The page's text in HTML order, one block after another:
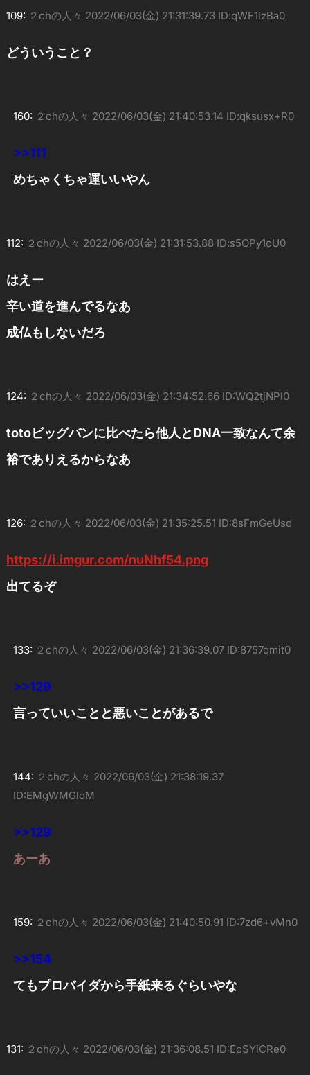
109: ２chの人々 2022/06/03(金) 21:31:39.73 ID:qWF1lzBa0
どういうこと？
160: ２chの人々 2022/06/03(金) 21:40:53.14 ID:qksusx+R0
>>111
めちゃくちゃ運いいやん
112: ２chの人々 2022/06/03(金) 21:31:53.88 ID:s5OPy1oU0
はえー
辛い道を進んでるなあ
成仏もしないだろ
124: ２chの人々 2022/06/03(金) 21:34:52.66 ID:WQ2tjNPl0
totoビッグバンに比べたら他人とDNA一致なんて余
裕でありえるからなあ
126: ２chの人々 2022/06/03(金) 21:35:25.51 ID:8sFmGeUsd
https://i.imgur.com/nuNhf54.png
出てるぞ
133: ２chの人々 2022/06/03(金) 21:36:39.07 ID:8757qmit0
>>129
言っていいことと悪いことがあるで
144: ２chの人々 2022/06/03(金) 21:38:19.37
ID:EMgWMGloM
>>129
あーあ
159: ２chの人々 2022/06/03(金) 21:40:50.91 ID:7zd6+vMn0
>>154
てもプロバイダから手紙来るぐらいやな
131: ２chの人々 2022/06/03(金) 21:36:08.51 ID:EoSYiCRe0